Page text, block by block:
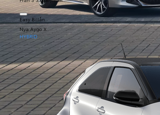
Easy Billån
Nya Aygo X
HYBRID